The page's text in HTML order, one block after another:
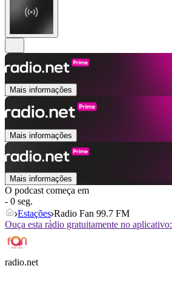
Mais informações
Mais informações
Mais informações
O podcast começa em
- 0 seg.
Estações Radio Fan 99.7 FM
Ouça esta rádio gratuitamente no aplicativo:
radio.net